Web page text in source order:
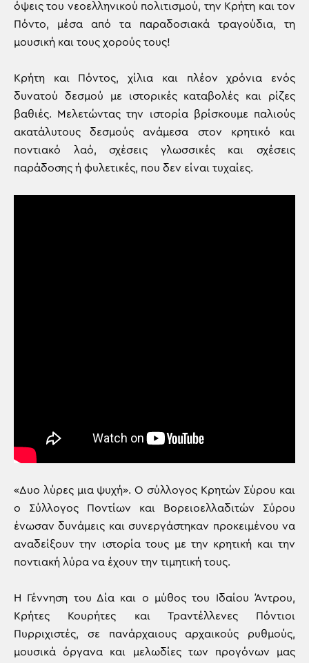
όψεις του νεοελληνικού πολιτισμού, την Κρήτη και τον
Πόντο, μέσα από τα παραδοσιακά τραγούδια, τη
μουσική και τους χορούς τους!
Κρήτη και Πόντος, χίλια και πλέον χρόνια ενός
δυνατού δεσμού με ιστορικές καταβολές και ρίζες
βαθιές. Μελετώντας την ιστορία βρίσκουμε παλιούς
ακατάλυτους δεσμούς ανάμεσα στον κρητικό και
ποντιακό λαό, σχέσεις γλωσσικές και σχέσεις
παράδοσης ή φυλετικές, που δεν είναι τυχαίες.
«Δυο λύρες μια ψυχή». Ο σύλλογος Κρητών Σύρου και
ο Σύλλογος Ποντίων και Βορειοελλαδιτών Σύρου
ένωσαν δυνάμεις και συνεργάστηκαν προκειμένου να
αναδείξουν την ιστορία τους με την κρητική και την
ποντιακή λύρα να έχουν την τιμητική τους.
Η Γέννηση του Δία και ο μύθος του Ιδαίου Άντρου,
Κρήτες Κουρήτες και Τραντέλλενες Πόντιοι
Πυρριχιστές, σε πανάρχαιους αρχαικούς ρυθμούς,
μουσικά όργανα και μελωδίες των προγόνων μας